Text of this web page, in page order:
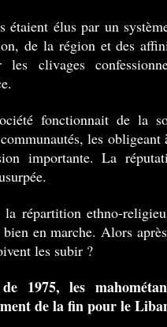
étaient élus par un
de la région et des
les clivages
fonctionnait de la
les obligeant
importante. La
répartition ethno-
en marche. Alors
les subir ?
1975, les
de la fin pour le